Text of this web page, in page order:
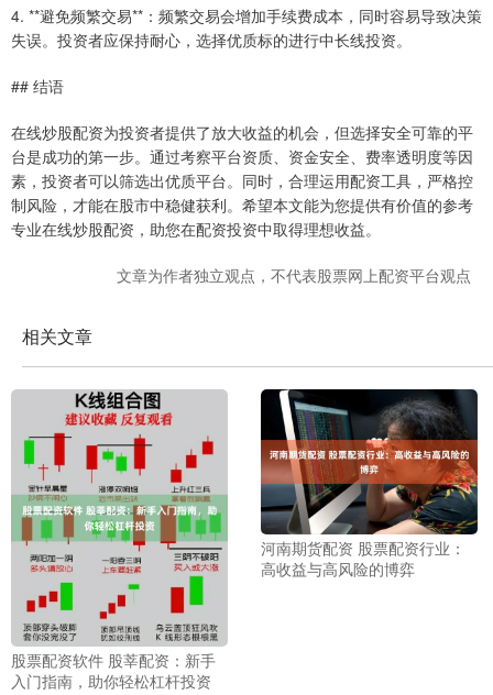
4. **避免频繁交易**：频繁交易会增加手续费成本，同时容易导致决策
失误。投资者应保持耐心，选择优质标的进行中长线投资。
## 结语
在线炒股配资为投资者提供了放大收益的机会，但选择安全可靠的平
台是成功的第一步。通过考察平台资质、资金安全、费率透明度等因
素，投资者可以筛选出优质平台。同时，合理运用配资工具，严格控
制风险，才能在股市中稳健获利。希望本文能为您提供有价值的参考
专业在线炒股配资，助您在配资投资中取得理想收益。
文章为作者独立观点，不代表股票网上配资平台观点
相关文章
股票配资软件 股莘配资：新手
入门指南，助你轻松杠杆投资
河南期货配资 股票配资行业：
高收益与高风险的博弈